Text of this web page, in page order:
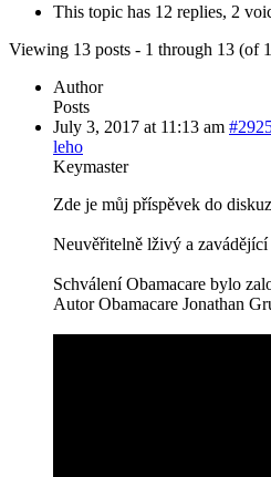
This topic has 12 replies, 2
Viewing 13 posts - 1 through 13 (of
Author
Posts
July 3, 2017 at 11:13 am
leho
Keymaster
Zde je můj příspěvek do
Neuvěřitelně lživý a
Schválení Obamacare bylo
Autor Obamacare Jonathan